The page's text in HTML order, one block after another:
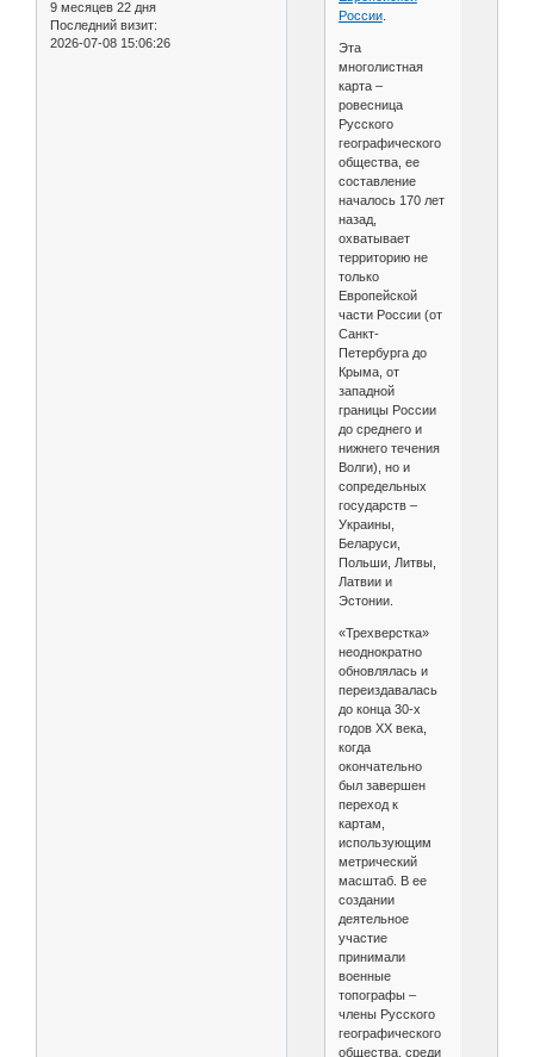
9 месяцев 22 дня
Последний визит:
2026-07-08 15:06:26
России.
Эта
многолистная
карта –
ровесница
Русского
географического
общества, ее
составление
началось 170 лет
назад,
охватывает
территорию не
только
Европейской
части России (от
Санкт-
Петербурга до
Крыма, от
западной
границы России
до среднего и
нижнего течения
Волги), но и
сопредельных
государств –
Украины,
Беларуси,
Польши, Литвы,
Латвии и
Эстонии.
«Трехверстка»
неоднократно
обновлялась и
переиздавалась
до конца 30-х
годов XX века,
когда
окончательно
был завершен
переход к
картам,
использующим
метрический
масштаб. В ее
создании
деятельное
участие
принимали
военные
топографы –
члены Русского
географического
общества, среди